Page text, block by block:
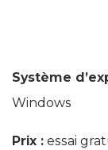
Système
Windows
Prix : essai